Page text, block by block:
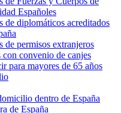
Españoles
de diplomáticos acreditados
de permisos extranjeros
con convenio de canjes
para mayores de 65 años
dentro de España
de España